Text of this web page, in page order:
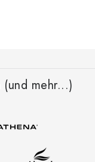
(und mehr...)